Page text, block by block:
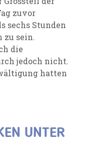
zuvor
sechs Stunden
zu sein.
die
jedoch nicht.
hatten
UNTER